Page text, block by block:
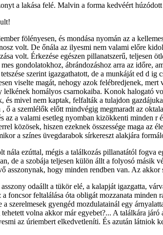
a lakása felé. Malvin a forma kedvéért
fölényesen, és mondása nyomán az a
volt. De őnála az ilyesmi nem valami előre
volt. Érkezése egészen pillanatszerű, teljesen
gondolatokhoz, ábrándozáshoz arra az
szerint igazgathatott, de a munkáját ed d
viselte magát, nehogy azok felébredjenek,
homályos csarnokaiba. Konok halogató
és mivel nem kaptak, felfalták a tulajdon
ő a szemlélők előtt mindvégig megmaradt az
az a valami esetleg nyomban kizökkenti minden
közösek, hiszen ezeknek összessége maga az
a színes üvegdarabok sírkereszt alakjára
nála ezúttal, mégis a találkozás pillanatától
de a szobája teljesen külön állt a folyosó másik
asszonynak, hogy minden rendben van. Az
odaállt a tükör elé, a kalapját igazgatta,
foncsor feltalálása óta obligát mozzanata
szerelmesek gyengéd mozdulatainál egy
volna akkor már egyebet?... A találkára
az úriembert elkedvetleníti. És azután